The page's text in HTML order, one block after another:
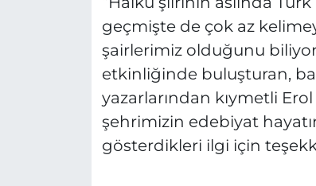
geçmişte de çok az
şairlerimiz olduğunu
etkinliğinde buluşturan,
yazarlarından kıymetli
şehrimizin edebiyat
gösterdikleri ilgi için